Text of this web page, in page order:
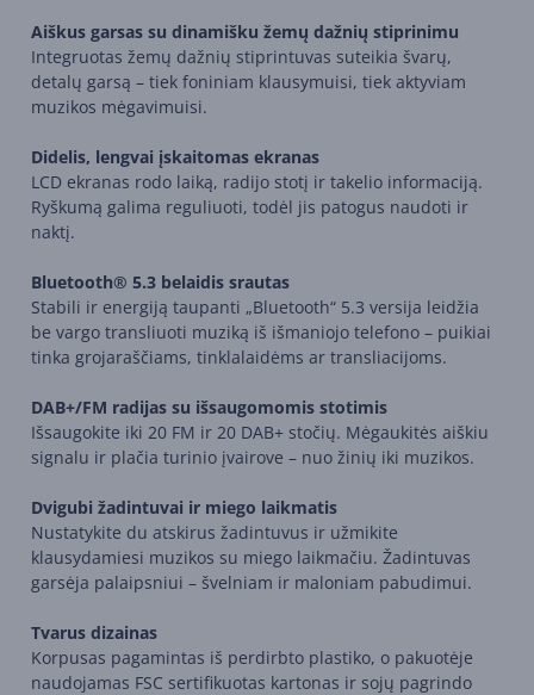
Aiškus garsas su dinamišku žemų dažnių stiprinimu
Integruotas žemų dažnių stiprintuvas suteikia švarų,
detalų garsą – tiek foniniam klausymuisi, tiek aktyviam
muzikos mėgavimuisi.
Didelis, lengvai įskaitomas ekranas
LCD ekranas rodo laiką, radijo stotį ir takelio informaciją.
Ryškumą galima reguliuoti, todėl jis patogus naudoti ir
naktį.
Bluetooth® 5.3 belaidis srautas
Stabili ir energiją taupanti „Bluetooth“ 5.3 versija leidžia
be vargo transliuoti muziką iš išmaniojo telefono – puikiai
tinka grojaraščiams, tinklalaidėms ar transliacijoms.
DAB+/FM radijas su išsaugomomis stotimis
Išsaugokite iki 20 FM ir 20 DAB+ stočių. Mėgaukitės aiškiu
signalu ir plačia turinio įvairove – nuo žinių iki muzikos.
Dvigubi žadintuvai ir miego laikmatis
Nustatykite du atskirus žadintuvus ir užmikite
klausydamiesi muzikos su miego laikmačiu. Žadintuvas
garsėja palaipsniui – švelniam ir maloniam pabudimui.
Tvarus dizainas
Korpusas pagamintas iš perdirbto plastiko, o pakuotėje
naudojamas FSC sertifikuotas kartonas ir sojų pagrindo